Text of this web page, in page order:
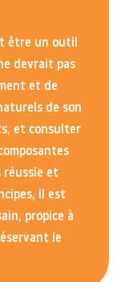
être un outil
devrait pas
et de
de son
et consulter
réussie et
il est
propice à
le